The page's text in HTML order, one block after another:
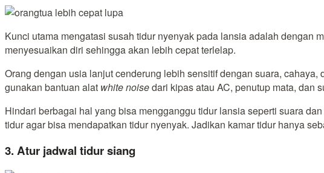
Kunci utama mengatasi susah tidur nyenyak pada lansia adalah dengan
menyesuaikan diri sehingga akan lebih cepat terlelap.
Orang dengan usia lanjut cenderung lebih sensitif dengan suara,
gunakan bantuan alat white noisedari kipas atau AC, penutup mata, dan
Hindari berbagai hal yang bisa mengganggu tidur lansia seperti suara
tidur agar bisa mendapatkan tidur nyenyak. Jadikan kamar tidur hanya
3. Atur jadwal tidur siang